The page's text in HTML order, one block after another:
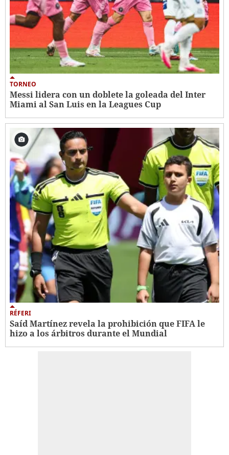
TORNEO
Messi lidera con un doblete la goleada del Inter
Miami al San Luis en la Leagues Cup
RÉFERI
Saíd Martínez revela la prohibición que FIFA le
hizo a los árbitros durante el Mundial